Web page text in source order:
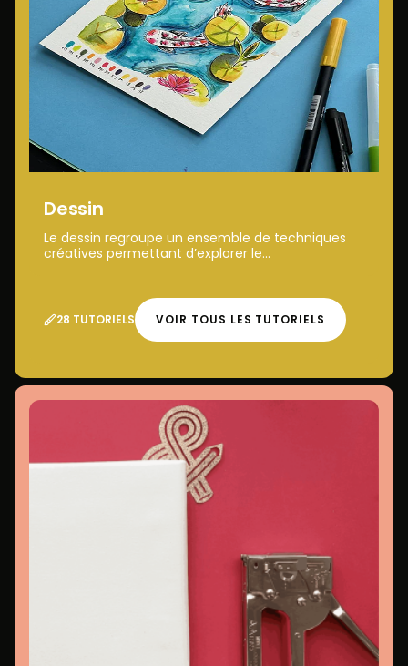
Dessin
Le dessin regroupe un ensemble de techniques
créatives permettant d’explorer le...
28 TUTORIELS VOIR TOUS LES TUTORIELS